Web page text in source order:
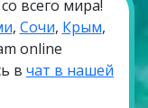
со всего мира!
, Сочи, Крым,
online
в чат в нашей